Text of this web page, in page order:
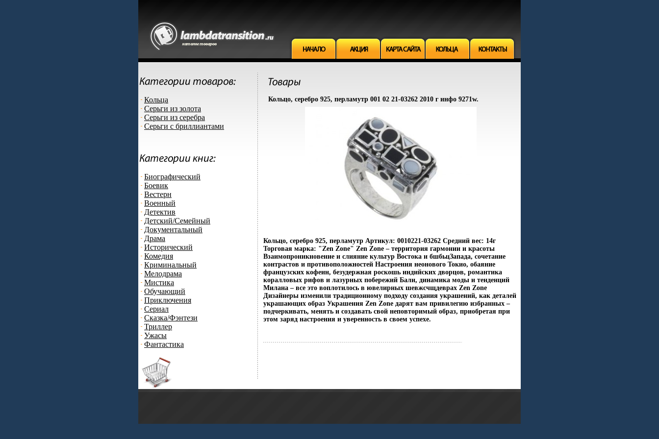
Кольца
Серьги из золота
Серьги из серебра
Серьги с бриллиантами
Биографический
Боевик
Вестерн
Военный
Детектив
Детский/Семейный
Документальный
Драма
Исторический
Комедия
Криминальный
Мелодрама
Мистика
Обучающий
Приключения
Сериал
Сказка/Фэнтези
Триллер
Ужасы
Фантастика
Кольцо, серебро 925, перламутр 001 02 21-03262 2010 г инфо 9271w.
Кольцо, серебро 925, перламутр Артикул: 0010221-03262 Средний вес: 14г
Торговая марка: "Zen Zone" Zen Zone – территория гармонии и красоты
Взаимопроникновение и слияние культур Востока и бшбьцЗапада, сочетание
контрастов и противоположностей Настроения неонового Токио, обаяние
французских кофеин, безудержная роскошь индийских дворцов, романтика
коралловых рифов и лазурных побережий Бали, динамика моды и тенденций
Милана – все это воплотилось в ювелирных шевжсчщдеврах Zen Zone
Дизайнеры изменили традиционному подходу создания украшений, как деталей
украшающих образ Украшения Zen Zone дарят вам привилегию избранных –
подчеркивать, менять и создавать свой неповторимый образ, приобретая при
этом заряд настроения и уверенность в своем успехе.